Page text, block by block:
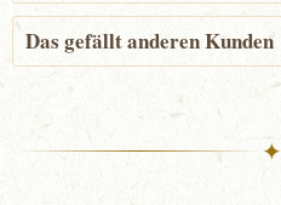
Das gefällt anderen Kunden
✦